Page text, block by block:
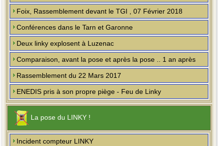
Foix, Rassemblement devant le TGI , 07 Février 2018
Conférences dans le Tarn et Garonne
Deux linky explosent à Luzenac
Comparaison, avant la pose et après la pose .. 1 an après
Rassemblement du 22 Mars 2017
ENEDIS pris à son propre piège - Feu de Linky
La pose du LINKY !
Incident compteur LINKY